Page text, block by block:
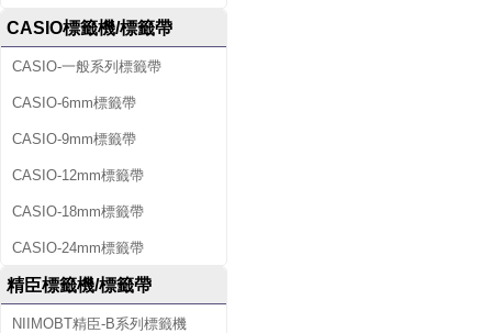
CASIO標籤機/標籤帶
CASIO-一般系列標籤帶
CASIO-6mm標籤帶
CASIO-9mm標籤帶
CASIO-12mm標籤帶
CASIO-18mm標籤帶
CASIO-24mm標籤帶
精臣標籤機/標籤帶
NIIMOBT精臣-B系列標籤機